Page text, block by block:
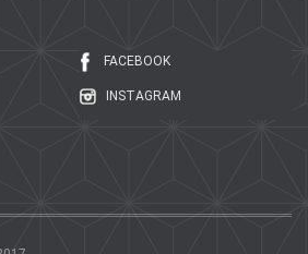
FACEBOOK
INSTAGRAM